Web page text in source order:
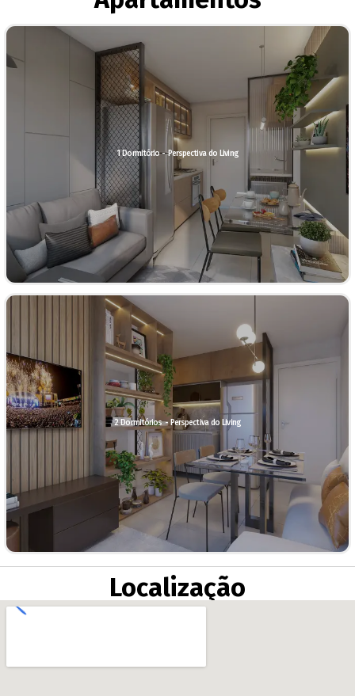
1 Dormitório - Perspectiva do Living
2 Dormitórios - Perspectiva do Living
Localização